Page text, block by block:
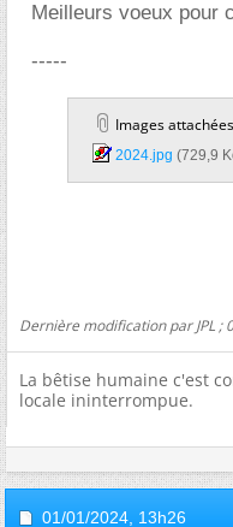
Meilleurs voeux pour
-----
Images attachées
2024.jpg‎ (729,9
Dernière modification par JPL ;
La bêtise humaine c'est
locale ininterrompue.
01/01/2024, 13h26